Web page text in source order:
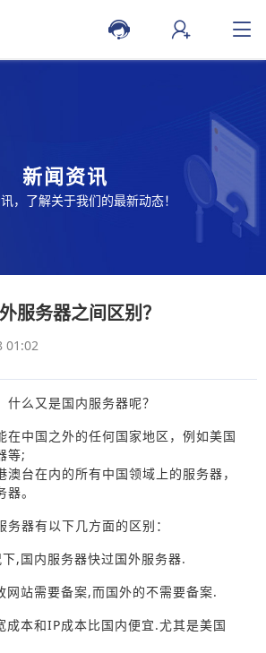
新闻资讯
，了解关于我们的最新动态！
服务器之间区别？
01:02
么又是国内服务器呢？
在中国之外的任何国家地区，例如美国
等;
澳台在内的所有中国领域上的服务器，
。
器有以下几方面的区别：
,国内服务器快过国外服务器.
网站需要备案,而国外的不需要备案.
成本和IP成本比国内便宜.尤其是美国